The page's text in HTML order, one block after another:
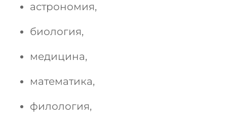
астрономия,
биология,
медицина,
математика,
филология,